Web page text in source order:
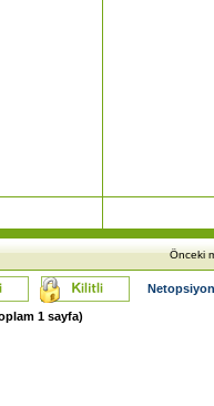
Önceki
1 sayfa)